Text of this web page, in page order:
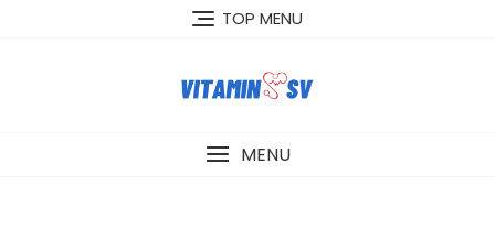
TOP MENU
MENU